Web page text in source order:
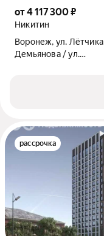
от 4 117 300 ₽
Никитин
Воронеж, ул. Лётчика
Демьянова / ул.
рассрочка